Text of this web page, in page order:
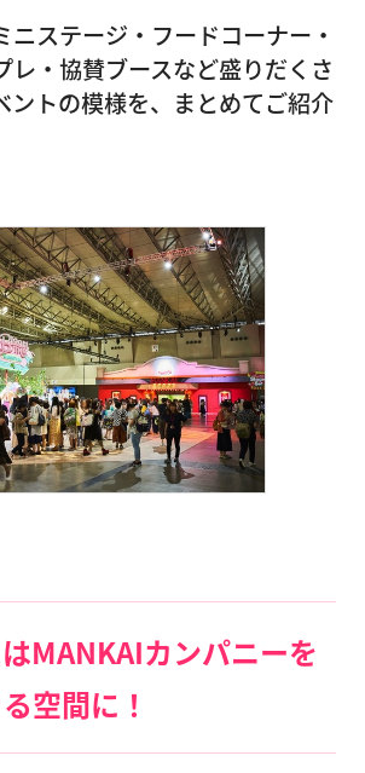
ニステージ・フードコーナー・
レ・協賛ブースなど盛りだくさ
ントの模様を、まとめてご紹介
MANKAIカンパニーを
空間に！